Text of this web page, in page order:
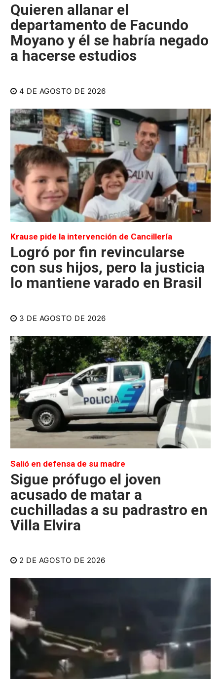
Quieren allanar el
departamento de Facundo
Moyano y él se habría negado
a hacerse estudios
4 DE AGOSTO DE 2026
Krause pide la intervención de Cancillería
Logró por fin revincularse
con sus hijos, pero la justicia
lo mantiene varado en Brasil
3 DE AGOSTO DE 2026
Salió en defensa de su madre
Sigue prófugo el joven
acusado de matar a
cuchilladas a su padrastro en
Villa Elvira
2 DE AGOSTO DE 2026